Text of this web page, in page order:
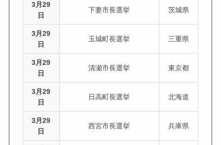
3月29
日
下妻市長選挙 茨城県
3月29
日
玉城町長選挙 三重県
3月29
日
清瀬市長選挙 東京都
3月29
日
日高町長選挙 北海道
3月29
日
西宮市長選挙 兵庫県